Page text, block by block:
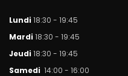
Lundi 18:30 - 19:45
Mardi 18:30 - 19:45
Jeudi 18:30 - 19:45
Samedi 14:00 - 16:00